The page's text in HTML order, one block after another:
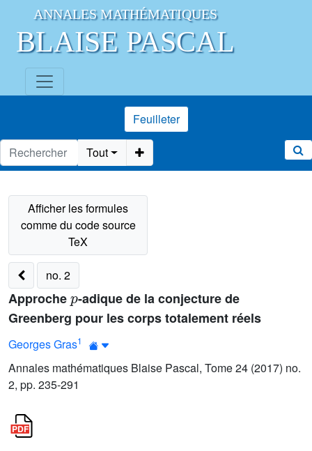
ANNALES MATHÉMATIQUES
BLAISE PASCAL
Feuilleter
Tout
no. 2
Approche
p
-adique de la conjecture de
Greenberg pour les corps totalement réels
Georges Gras1
Annales mathématiques Blaise Pascal, Tome 24 (2017) no.
2, pp. 235-291